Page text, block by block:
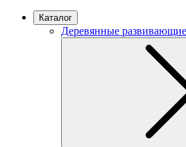
Каталог
Деревянные